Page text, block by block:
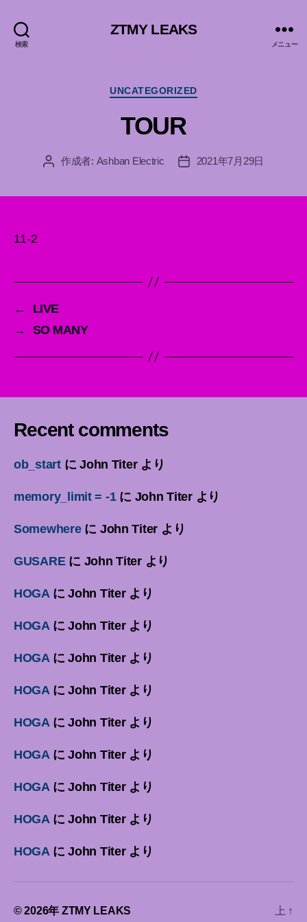
検索
ZTMY LEAKS
メニュー
カ
ゴ
リ
UNCATEGORIZED
TOUR
投 作成者: Ashban Electric
投
2021年7月29日
11-2
←
LIVE
→
SO MANY
Recent comments
ob_startにJohn Titerより
memory_limit = -1に John Titerより
Somewhereに John Titer より
GUSAREに John Titerより
HOGAにJohn Titerより
HOGAにJohn Titerより
HOGAにJohn Titerより
HOGAにJohn Titerより
HOGAにJohn Titerより
HOGAにJohn Titerより
HOGAにJohn Titerより
HOGAにJohn Titerより
HOGAにJohn Titerより
© 2026年 ZTMY LEAKS 上 ↑